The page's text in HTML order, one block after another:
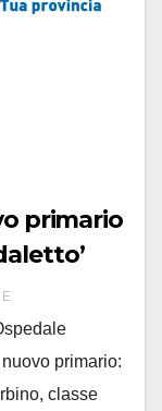
primario
primario:
classe